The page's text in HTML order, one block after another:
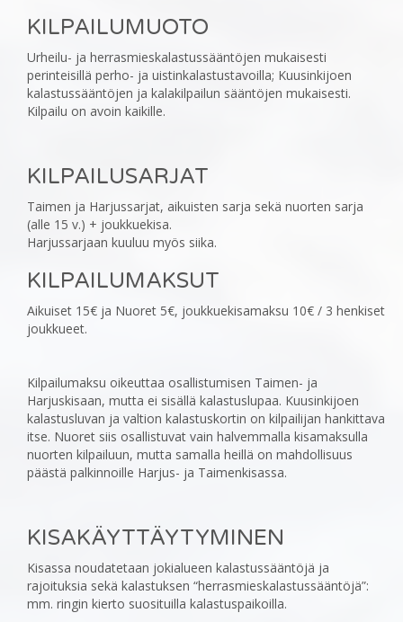
KILPAILUMUOTO
‎Urheilu- ja herrasmieskalastussääntöjen mukaisesti
perinteisillä perho- ja uistinkalastustavoilla; ‎Kuusinkijoen
kalastussääntöjen ja kalakilpailun sääntöjen mukaisesti.
Kilpailu on avoin kaikille.
KILPAILUSARJAT
‎Taimen ja Harjussarjat, aikuisten sarja sekä nuorten sarja
(alle 15 v.) + joukkuekisa.
Harjussarjaan kuuluu myös siika.‎
KILPAILUMAKSUT
‎Aikuiset 15€ ja Nuoret 5€, joukkuekisamaksu 10€ / 3 henkiset
joukkueet.
Kilpailumaksu oikeuttaa osallistumisen Taimen- ja
Harjuskisaan, mutta ei sisällä kalastuslupaa. Kuusinkijoen
‎kalastusluvan ja valtion kalastuskortin on kilpailijan hankittava
itse. Nuoret siis osallistuvat vain ‎halvemmalla kisamaksulla
nuorten kilpailuun, mutta samalla heillä on mahdollisuus
päästä palkinnoille Harjus- ja ‎Taimenkisassa.
KISAKÄYTTÄYTYMINEN
‎Kisassa noudatetaan jokialueen kalastussääntöjä ja
rajoituksia sekä kalastuksen “herrasmieskalastussääntöjä”:
mm. ringin kierto suosituilla kalastuspaikoilla.